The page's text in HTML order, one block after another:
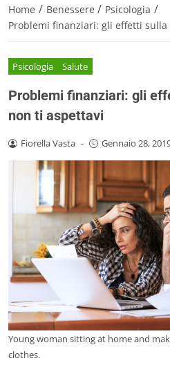
Home / Benessere / Psicologia /
Problemi finanziari: gli effetti
Psicologia Salute
Problemi finanziari: gli
non ti aspettavi
Fiorella Vasta - Gennaio 28,
Young woman sitting at home and
clothes.